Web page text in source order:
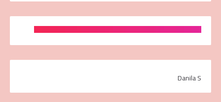
Danila S